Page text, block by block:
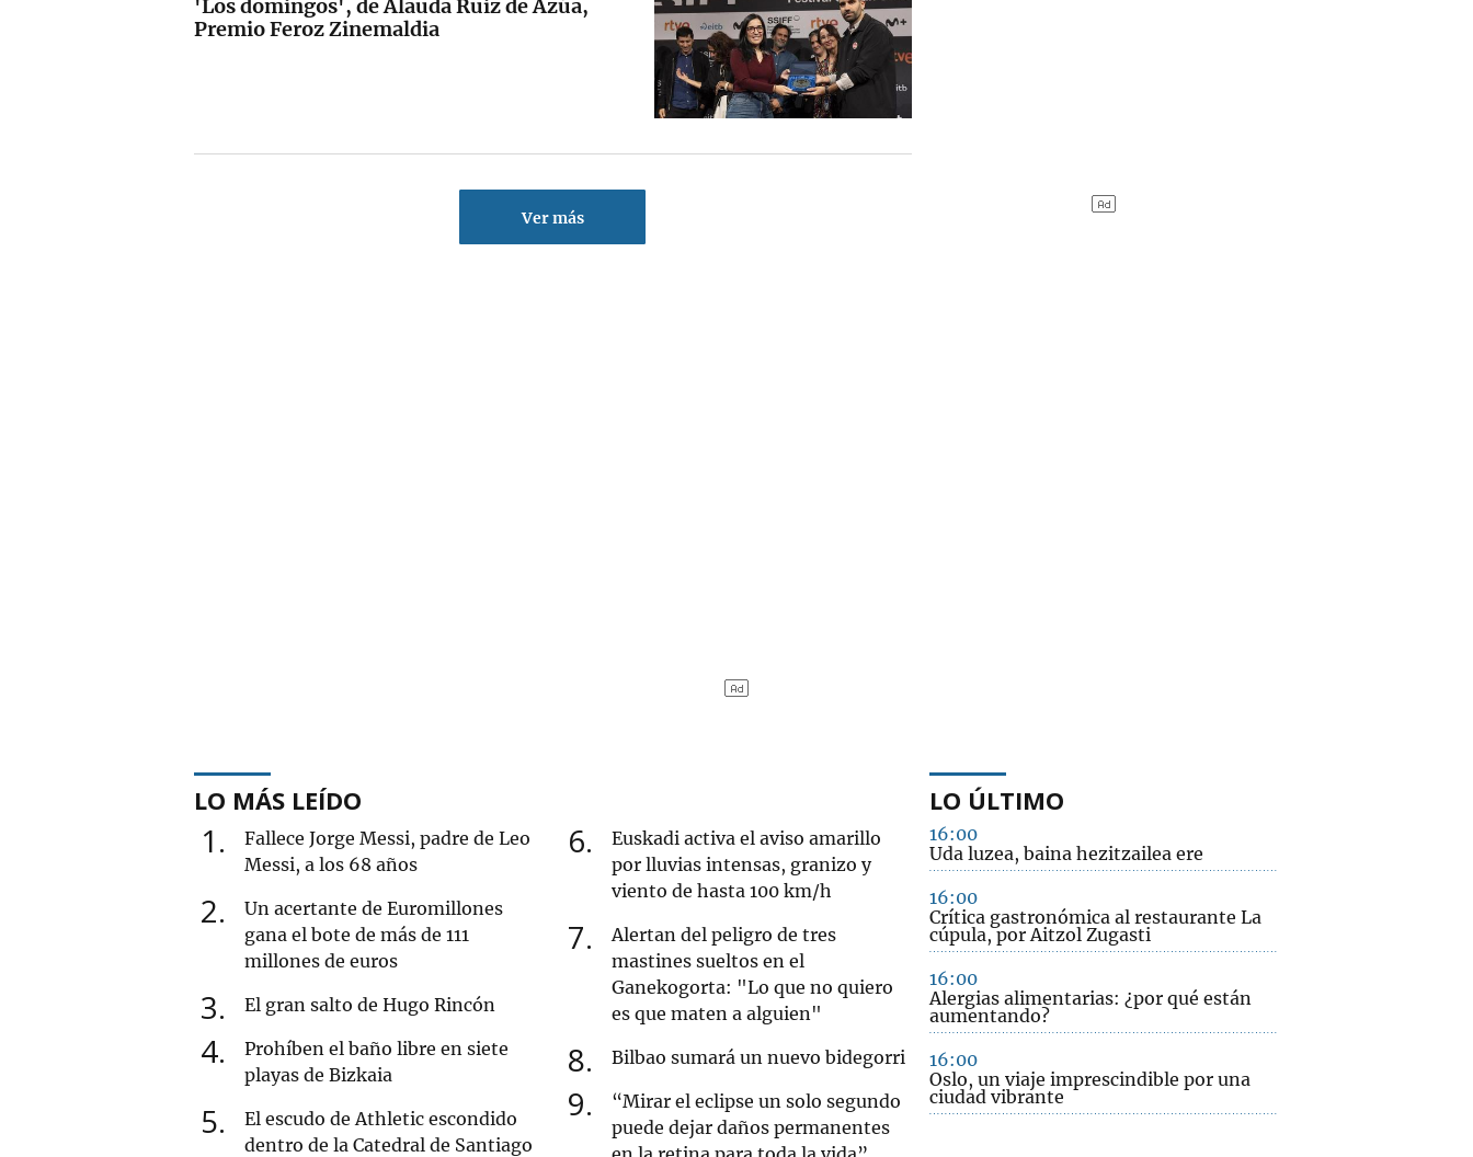
'Los domingos', de Alauda Ruiz de Azúa,
Premio Feroz Zinemaldia
Ver más
LO MÁS LEÍDO
1
Fallece Jorge Messi, padre de Leo
Messi, a los 68 años
2
Un acertante de Euromillones
gana el bote de más de 111
millones de euros
3 El gran salto de Hugo Rincón
4
Prohíben el baño libre en siete
playas de Bizkaia
5
El escudo de Athletic escondido
dentro de la Catedral de Santiago
6
Euskadi activa el aviso amarillo
por lluvias intensas, granizo y
viento de hasta 100 km/h
7
Alertan del peligro de tres
mastines sueltos en el
Ganekogorta: "Lo que no quiero
es que maten a alguien"
8 Bilbao sumará un nuevo bidegorri
9
“Mirar el eclipse un solo segundo
puede dejar daños permanentes
LO ÚLTIMO
16:00
Uda luzea, baina hezitzailea ere
16:00
Crítica gastronómica al restaurante La
cúpula, por Aitzol Zugasti
16:00
Alergias alimentarias: ¿por qué están
aumentando?
16:00
Oslo, un viaje imprescindible por una
ciudad vibrante